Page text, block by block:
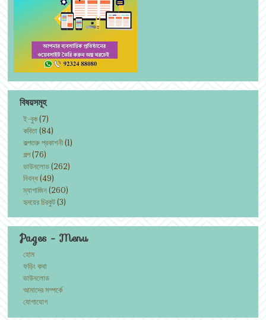
বিষয়সমূহ
ই-বুক(7)
কবিতা(84)
কল্পতরু প্রকাশনী(1)
গল্প(76)
ডাউনলোড(262)
নিবন্ধ(49)
ম্যাগাজিন(260)
হৃদয়ের চিরকুট(3)
Pages - Menu
হোম
ফড়িং কথা
ডাউনলোড
আমাদের সম্পর্কে
যোগাযোগ